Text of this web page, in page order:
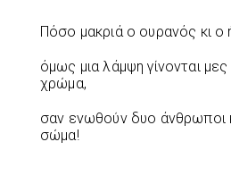
Πόσο μακριά ο ουρανός κι ο
όμως μια λάμψη γίνονται
χρώμα,
σαν ενωθούν δυο άνθρωποι
σώμα!